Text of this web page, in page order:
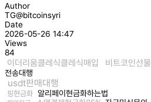
Author
TG@bitcoinsyri
Date
2026-05-26 14:47
Views
84
이더리움클레식클레식매입 비트코인선물
전송대행
usdt판매대행
핑현금화 알리페이현금화하는법